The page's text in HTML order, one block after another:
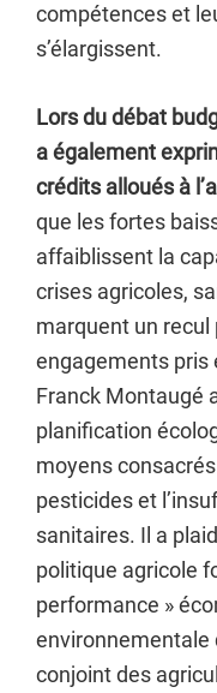
compétences et
s’élargissent.
Lors du débat
a également
crédits alloués à
que les fortes
affaiblissent la
crises agricoles,
marquent un
engagements pris
Franck Montaugé
planification
moyens
pesticides et
sanitaires. Il a
politique agricole
performance »
environnementale
conjoint des